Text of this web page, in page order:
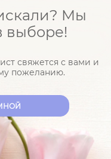
Мы
выборе!
свяжется с вами и
пожеланию.